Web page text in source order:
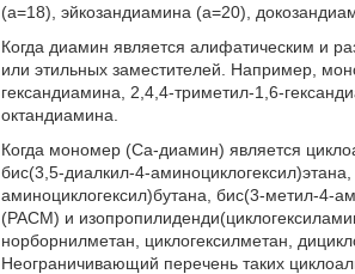
(а=18), эйкозандиамина (а=20),
Когда диамин является алифатическим и
или этильных заместителей. Например,
гександиамина, 2,4,4-триметил-1,6-
октандиамина.
Когда мономер (Са-диамин) является
бис(3,5-диалкил-4-
аминоциклогексил)бутана, бис(3-метил-4-
(PACM) и
норборнилметан, циклогексилметан,
Неограничивающий перечень таких